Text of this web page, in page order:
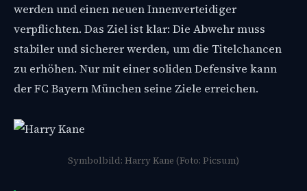
werden und einen neuen Innenverteidiger
verpflichten. Das Ziel ist klar: Die Abwehr muss
stabiler und sicherer werden, um die Titelchancen
zu erhöhen. Nur mit einer soliden Defensive kann
der FC Bayern München seine Ziele erreichen.
Symbolbild: Harry Kane (Foto: Picsum)